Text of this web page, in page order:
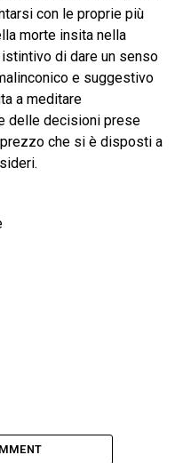
con le proprie più
morte insita nella
di dare un senso
e suggestivo
a meditare
delle decisioni prese
che si è disposti a